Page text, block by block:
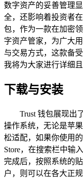
数字资产的妥善管理
全，还影响着投资者
包，作为一款在加密
字资产管家，为广大
与交易方式，这款备
我将为大家进行详细且
下载与安装
Trust 钱包展现出
操作系统，无论是苹
松适配，如果你使用
Store，在搜索栏中输
完成后，按照系统的
户，则可以在各大正